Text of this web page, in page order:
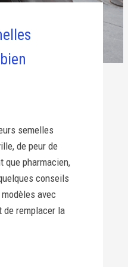
semelles
de peur de
que pharmacien,
conseils
avec
de remplacer la